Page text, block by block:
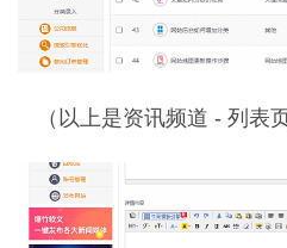
（以上是资讯频道 - 列表